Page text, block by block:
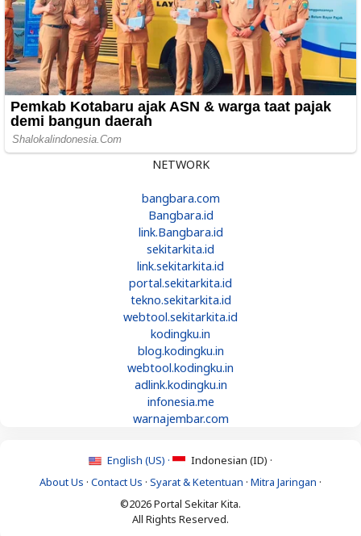
NETWORK
bangbara.com
Bangbara.id
link.Bangbara.id
sekitarkita.id
link.sekitarkita.id
portal.sekitarkita.id
tekno.sekitarkita.id
webtool.sekitarkita.id
kodingku.in
blog.kodingku.in
webtool.kodingku.in
adlink.kodingku.in
infonesia.me
warnajembar.com
English (US) ·
Indonesian (ID) ·
About Us · Contact Us · Syarat & Ketentuan · Mitra Jaringan ·
©2026 Portal Sekitar Kita.
All Rights Reserved.